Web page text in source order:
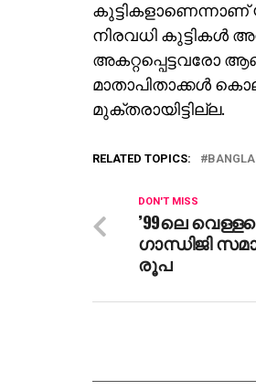
നിരവധി കുട്ടികള്‍
അകറ്റപ്പെട്ടവരോ
മാതാപിതാക്കള്‍
മുക്തരായിട്ടില്ല.
RELATED TOPICS:
DON'T MISS
’99ലെ
ഗാന്ധിജി
രൂപ